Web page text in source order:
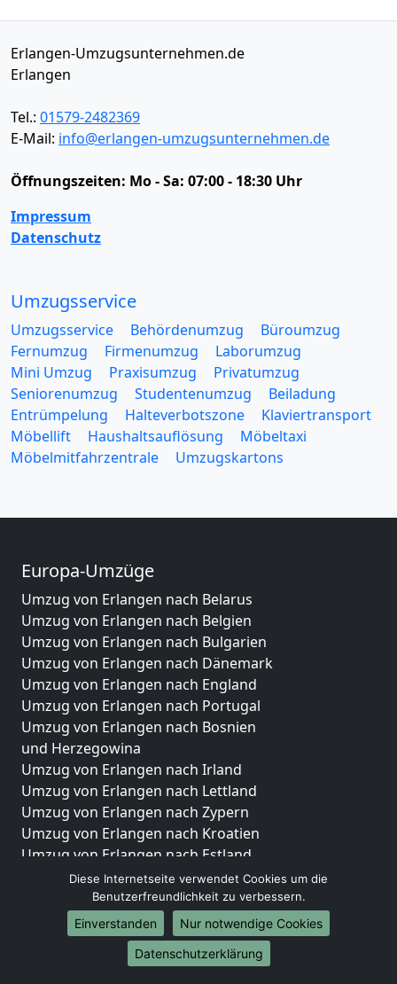
Erlangen-Umzugsunternehmen.de
Erlangen
Tel.: 01579-2482369
E-Mail: info@erlangen-umzugsunternehmen.de
Öffnungszeiten: Mo - Sa: 07:00 - 18:30 Uhr
Impressum
Datenschutz
Umzugsservice
Umzugsservice Behördenumzug
Büroumzug
Fernumzug
Firmenumzug
Laborumzug
Mini Umzug
Praxisumzug
Privatumzug
Seniorenumzug
Studentenumzug
Beiladung
Entrümpelung
Halteverbotszone
Klaviertransport
Möbellift
Haushaltsauflösung
Möbeltaxi
Möbelmitfahrzentrale
Umzugskartons
Europa-Umzüge
Umzug von Erlangen nach Belarus
Umzug von Erlangen nach Belgien
Umzug von Erlangen nach Bulgarien
Umzug von Erlangen nach Dänemark
Umzug von Erlangen nach England
Umzug von Erlangen nach Portugal
Umzug von Erlangen nach Bosnien
und Herzegowina
Umzug von Erlangen nach Irland
Umzug von Erlangen nach Lettland
Umzug von Erlangen nach Zypern
Umzug von Erlangen nach Kroatien
Umzug von Erlangen nach Estland
Umzug von Erlangen nach Finnland
Umzug von Erlangen nach Frankreich
Umzug von Erlangen nach Griechenland
Umzug von Erlangen nach Italien
Umzug von Erlangen nach Liechtenstein
Diese Internetseite verwendet Cookies um die
Benutzerfreundlichkeit zu verbessern.
Einverstanden
Nur notwendige Cookies
Datenschutzerklärung